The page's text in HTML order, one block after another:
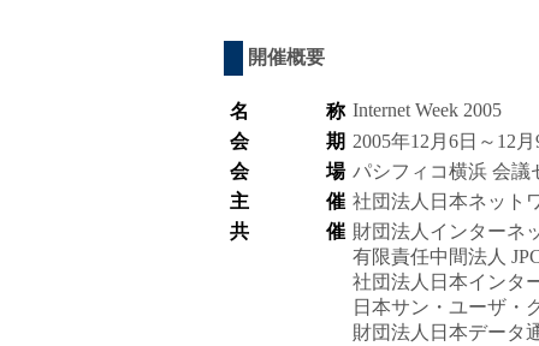
開催概要
名 称 Internet Week 2005
会 期 2005年12月6日～12
会 場 パシフィコ横浜 会議
主 催 社団法人日本ネット
共 催 財団法人インターネ
有限責任中間法人
社団法人日本インタ
日本サン・ユーザ・
財団法人日本データ